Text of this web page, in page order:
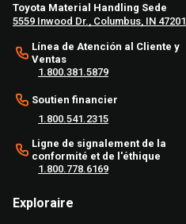
Toyota Material Handling Sede
5559 Inwood Dr., Columbus, IN 47201
Línea de Atención al Cliente y
Ventas
1.800.381.5879
Soutien financier
1.800.541.2315
Ligne de signalement de la
conformité et de l'éthique
1.800.778.6169
Exploraire